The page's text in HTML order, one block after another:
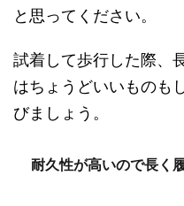
と思ってください。
試着して歩行した際、
はちょうどいいものも
びましょう。
耐久性が高いので長く